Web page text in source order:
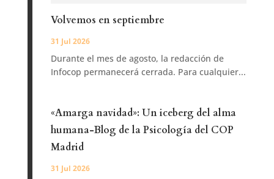
Volvemos en septiembre
31 Jul 2026
Durante el mes de agosto, la redacción de
Infocop permanecerá cerrada. Para cualquier...
«Amarga navidad»: Un iceberg del alma
humana-Blog de la Psicología del COP
Madrid
31 Jul 2026